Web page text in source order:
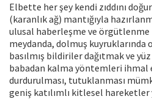
Elbette her şey kendi zıddını
(karanlık ağ) mantığıyla
ulusal haberleşme ve örgütlenme
meydanda, dolmuş kuyruklarında
basılmış bildiriler dağıtmak ve
babadan kalma yöntemleri ihmal
durdurulması, tutuklanması
geniş katılımlı kitlesel hareketler